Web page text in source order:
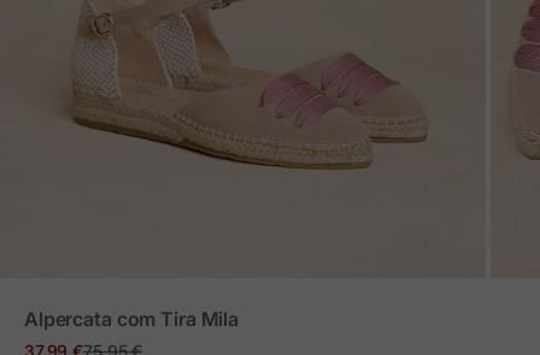
Alpercata com Tira Mila
Preço em promoção
37,99 €Preço normal
75,95 €